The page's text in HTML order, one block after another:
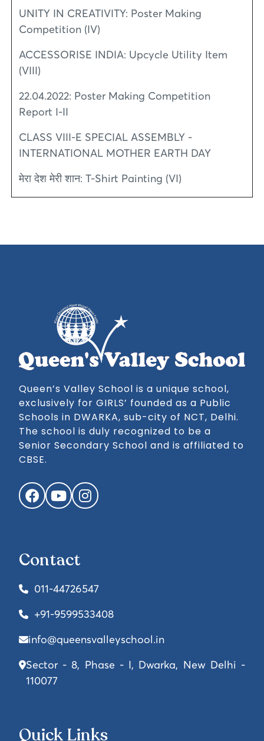
UNITY IN CREATIVITY: Poster Making
Competition (IV)
ACCESSORISE INDIA: Upcycle Utility Item
(VIII)
22.04.2022: Poster Making Competition
Report I-II
CLASS VIII-E SPECIAL ASSEMBLY -
INTERNATIONAL MOTHER EARTH DAY
मेरा देश मेरी शान: T-Shirt Painting (VI)
Queen’s Valley School is a unique school,
exclusively for GIRLS’ founded as a Public
Schools in DWARKA, sub-city of NCT, Delhi.
The school is duly recognized to be a
Senior Secondary School and is affiliated to
CBSE.
FacebookYouTubeInstagram
Contact
011-44726547
+91-9599533408
info@queensvalleyschool.in
Sector - 8, Phase - I, Dwarka, New Delhi -
110077
Quick Links